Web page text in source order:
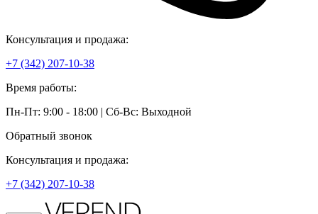
Консультация и продажа:
+7 (342) 207-10-38
Время работы:
Пн-Пт: 9:00 - 18:00 | Сб-Вс: Выходной
Обратный звонок
Консультация и продажа:
+7 (342) 207-10-38